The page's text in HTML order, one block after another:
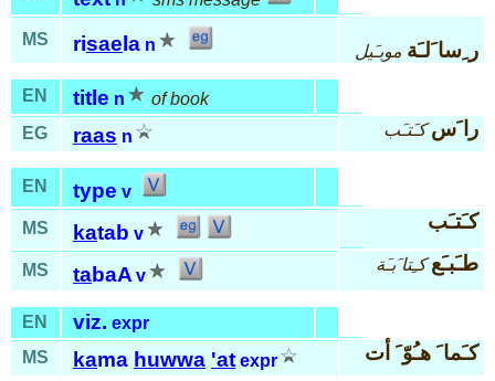
MS risae la n ر ِسا َلـَة موبـَيل
EN title n
of book
EG
raas n را َس كـَتـَب
EN type v
MS
katab v
كـَتـَب
MS tabaA v
طـَبـَع كـِتا َبـَة
EN viz. expr
MS
kama huwwa 'at expr كـَما َ هـُوّ َ أت